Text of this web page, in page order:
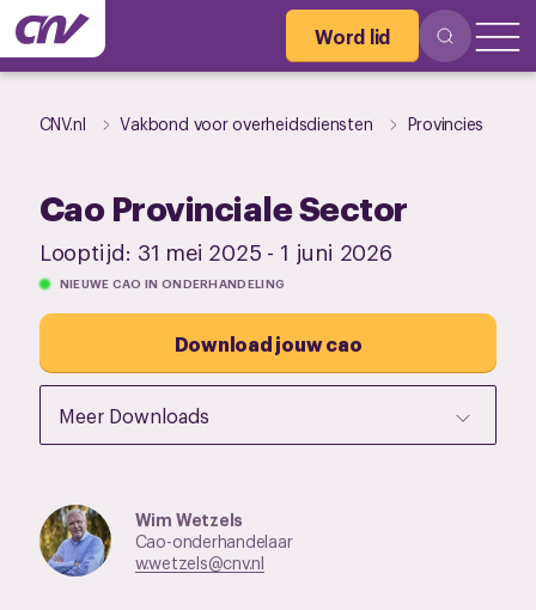
Word lid
CNV.nl Vakbond voor overheidsdiensten Provincies
Cao Provinciale Sector
Looptijd: 31 mei 2025 - 1 juni 2026
NIEUWE CAO IN ONDERHANDELING
Download jouw cao
Meer Downloads
Wim Wetzels
Cao-onderhandelaar
w.wetzels@cnv.nl